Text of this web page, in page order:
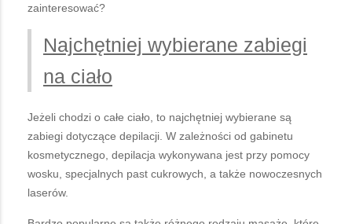
zainteresować?
Najchętniej wybierane zabiegi
na ciało
Jeżeli chodzi o całe ciało, to najchętniej wybierane są
zabiegi dotyczące depilacji. W zależności od gabinetu
kosmetycznego, depilacja wykonywana jest przy pomocy
wosku, specjalnych past cukrowych, a także nowoczesnych
laserów.